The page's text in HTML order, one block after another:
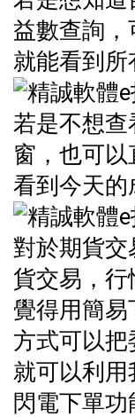
益數查詢，
就能看到所
若是不想
窗，也可
看到今天的
對於期貨交
貨交易，行
覺得用簡
方式可以把
就可以利用
閃電下單